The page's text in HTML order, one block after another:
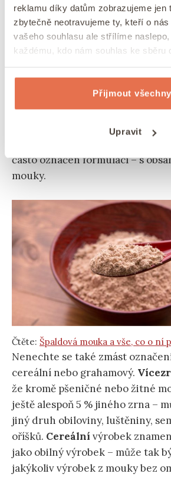
reklamu díky datům zobrazujeme jen
zbytečně neotravujeme ty, kteří o
vašeho souhlasu ale střílíme
každému, kdo nám souhlas ke sběru
Přijmout všechny
Upravit
Celozrnné pečivo a jak
Pojem celozrnné pečivo smí
zákona použít pouze v případě,
obsahuje alespoň 80 %
často označen formulací – s
mouky.
Čtěte: Špaldová mouka a vše, co o ní
Nenechte se také zmást
cereální nebo grahamový.
že kromě pšeničné nebo žitné
ještě alespoň 5 % jiného zrna –
jiný druh obiloviny, luštěniny,
oříšků. Cereální výrobek
jako obilný výrobek – může tak
jakýkoliv výrobek z mouky bez